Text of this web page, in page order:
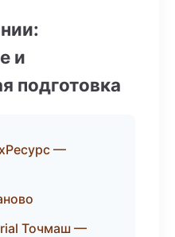
и
подготовка
—
Точмаш —